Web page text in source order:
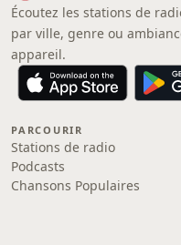
Écoutez les stations de
par ville, genre ou
appareil.
PARCOURIR
Stations de radio
Podcasts
Chansons Populaires